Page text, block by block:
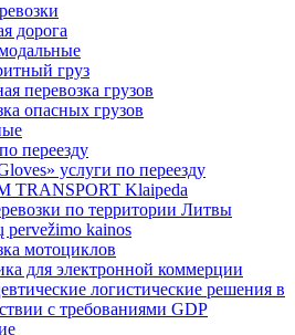
дорога
груз
перевозка грузов
опасных грузов
переезду
услуги по переезду
TRANSPORT Klaipeda
по территории Литвы
pervežimo kainos
мотоциклов
для электронной коммерции
логистические решения в
с требованиями GDP